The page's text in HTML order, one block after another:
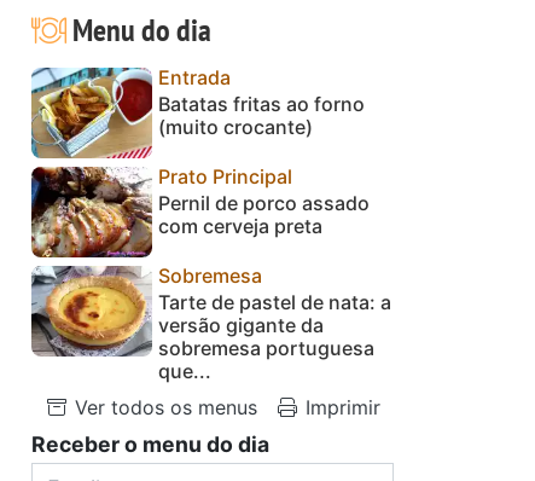
Menu do dia
Entrada
Batatas fritas ao forno
(muito crocante)
Prato Principal
Pernil de porco assado
com cerveja preta
Sobremesa
Tarte de pastel de nata: a
versão gigante da
sobremesa portuguesa
que...
Ver todos os menus
Imprimir
Receber o menu do dia